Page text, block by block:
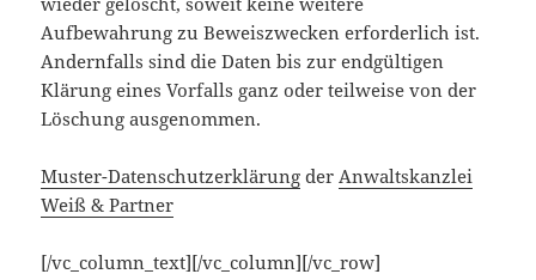
Aufbewahrung zu Beweiszwecken erforderlich ist.
Andernfalls sind die Daten bis zur endgültigen
Klärung eines Vorfalls ganz oder teilweise von der
Löschung ausgenommen.
Muster-Datenschutzerklärung derAnwaltskanzlei
Weiß & Partner
[/vc_column_text][/vc_column][/vc_row]